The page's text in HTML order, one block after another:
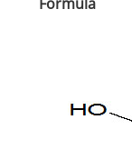
Formulă